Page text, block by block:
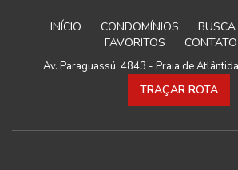
INÍCIO CONDOMÍNIOS BUSCA
FAVORITOS
CONTATO
Av. Paraguassú, 4843 - Praia de
TRAÇAR ROTA